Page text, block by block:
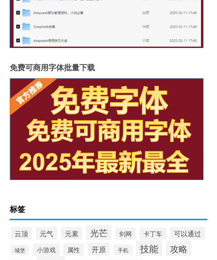
免费可商用字体批量下载
标签
云顶 元气 元素 光芒 剑网 卡丁车 可以通过
城堡 小游戏 属性 开原 手机 技能 攻略